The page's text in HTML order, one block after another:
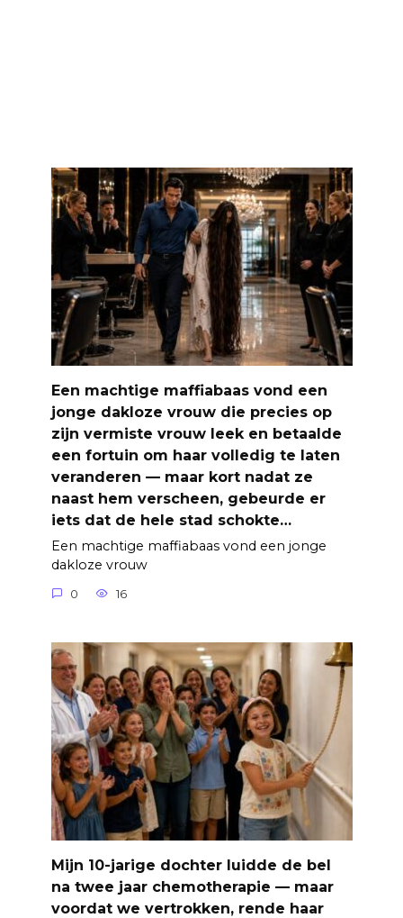
Een machtige maffiabaas vond een
jonge dakloze vrouw die precies op
zijn vermiste vrouw leek en betaalde
een fortuin om haar volledig te laten
veranderen — maar kort nadat ze
naast hem verscheen, gebeurde er
iets dat de hele stad schokte…
Een machtige maffiabaas vond een jonge
dakloze vrouw
0 16
Mijn 10-jarige dochter luidde de bel
na twee jaar chemotherapie — maar
voordat we vertrokken, rende haar